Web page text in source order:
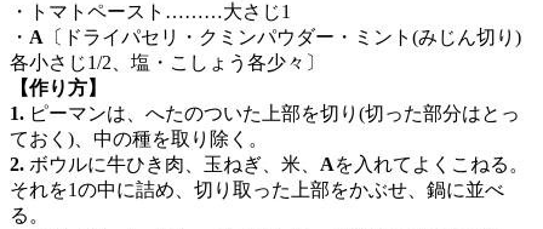
・トマトペースト………大さじ1
・ A 〔ドライパセリ・クミンパウダー・ミント(みじん切り)
各小さじ1/2、塩・こしょう各少々〕
【作り方】
1. ピーマンは、へたのついた上部を切り(切った部分はとっ
ておく)、中の種を取り除く。
2. ボウルに牛ひき肉、玉ねぎ、米、 Aを入れてよくこねる。
それを1の中に詰め、切り取った上部をかぶせ、鍋に並べ
る。